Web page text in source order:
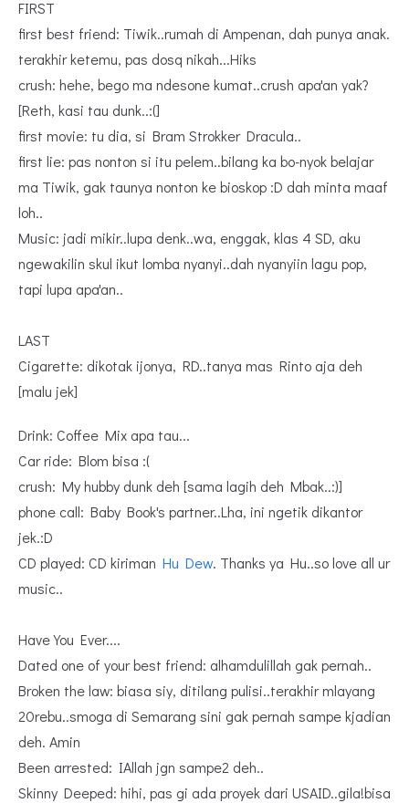
FIRST
first best friend: Tiwik..rumah di Ampenan, dah punya anak.
terakhir ketemu, pas dosq nikah...Hiks
crush: hehe, bego ma ndesone kumat..crush apa'an yak?
[Reth, kasi tau dunk..:(]
first movie: tu dia, si Bram Strokker Dracula..
first lie: pas nonton si itu pelem..bilang ka bo-nyok belajar
ma Tiwik, gak taunya nonton ke bioskop :D dah minta maaf
loh..
Music: jadi mikir..lupa denk..wa, enggak, klas 4 SD, aku
ngewakilin skul ikut lomba nyanyi..dah nyanyiin lagu pop,
tapi lupa apa'an..
LAST
Cigarette: dikotak ijonya, RD..tanya mas Rinto aja deh
[malu jek]
Drink: Coffee Mix apa tau...
Car ride: Blom bisa :(
crush: My hubby dunk deh [sama lagih deh Mbak..:)]
phone call: Baby Book's partner..Lha, ini ngetik dikantor
jek.:D
CD played: CD kiriman Hu Dew. Thanks ya Hu..so love all ur
music..
Have You Ever....
Dated one of your best friend: alhamdulillah gak pernah..
Broken the law: biasa siy, ditilang pulisi..terakhir mlayang
20rebu..smoga di Semarang sini gak pernah sampe kjadian
deh. Amin
Been arrested: IAllah jgn sampe2 deh..
Skinny Deeped: hihi, pas gi ada proyek dari USAID..gila!bisa